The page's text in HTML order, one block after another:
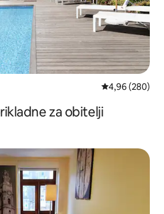
Prosječna
4,96 (280)
za obitelji
s oznakom „Odabrali gosti”